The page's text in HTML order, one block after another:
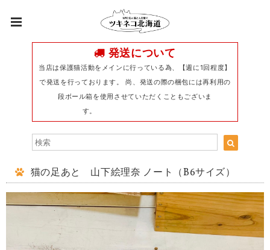
発送について
当店は保護猫活動をメインに行っている為、【週に1回程度】
で発送を行っております。 尚、発送の際の梱包には再利用の
段ボール箱を使用させていただくこともございま
す。
猫の足あと 山下絵理奈 ノート（B6サイズ）